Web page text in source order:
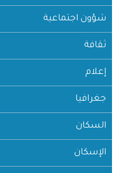
شؤون اجتماعية
ثقافة
إعلام
جغرافيا
السكان
الإسكان